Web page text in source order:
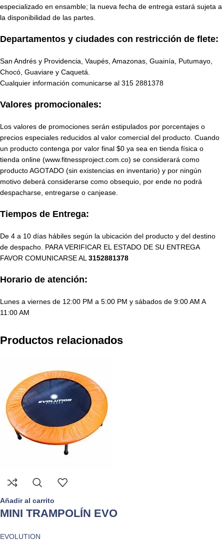
especializado en ensamble; la nueva fecha de entrega estará sujeta a
la disponibilidad de las partes.
Departamentos y ciudades con restricción de flete:
San Andrés y Providencia, Vaupés, Amazonas, Guainía, Putumayo,
Chocó, Guaviare y Caquetá.
Cualquier información comunicarse al 315 2881378
Valores promocionales:
Los valores de promociones serán estipulados por porcentajes o
precios especiales reducidos al valor comercial del producto. Cuando
un producto contenga por valor final $0 ya sea en tienda física o
tienda online (www.fitnessproject.com.co) se considerará como
producto AGOTADO (sin existencias en inventario) y por ningún
motivo deberá considerarse como obsequio, por ende no podrá
despacharse, entregarse o canjease.
Tiempos de Entrega:
De 4 a 10 días hábiles según la ubicación del producto y del destino
de despacho. PARA VERIFICAR EL ESTADO DE SU ENTREGA
FAVOR COMUNICARSE AL 3152881378
Horario de atención:
Lunes a viernes de 12:00 PM a 5:00 PM y sábados de 9:00 AM A
11:00 AM
Productos relacionados
Añadir al carrito
MINI TRAMPOLÍN EVO
EVOLUTION